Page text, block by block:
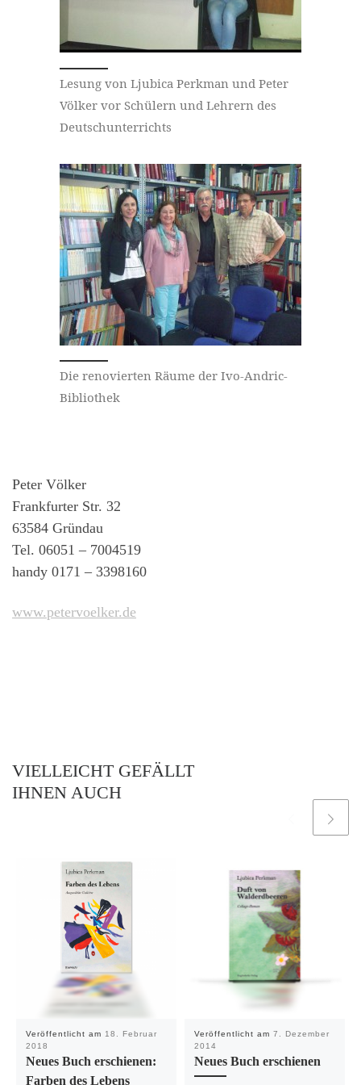
Lesung von Ljubica Perkman und Peter
Völker vor Schülern und Lehrern des
Deutschunterrichts
Die renovierten Räume der Ivo-Andric-
Bibliothek
Peter Völker
Frankfurter Str. 32
63584 Gründau
Tel. 06051 – 7004519
handy 0171 – 3398160
www.petervoelker.de
VIELLEICHT GEFÄLLT
IHNEN AUCH
Veröffentlicht am 18. Februar
2018
Neues Buch erschienen:
Farben des Lebens
Veröffentlicht am 7. Dezember
2014
Neues Buch erschienen